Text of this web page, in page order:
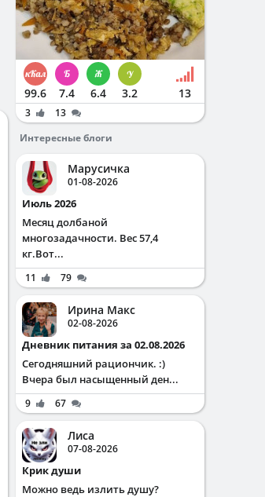
99.6 7.4 6.4 3.2 13
3
13
Интересные блоги
Марусичка
01-08-2026
Июль 2026
Месяц долбаной
многозадачности. Вес 57,4
кг.Вот...
11 79
Ирина Макс
02-08-2026
Дневник питания за 02.08.2026
Сегодняшний рациончик. :)
Вчера был насыщенный ден...
9 67
Лиса
07-08-2026
Крик души
Можно ведь излить душу?